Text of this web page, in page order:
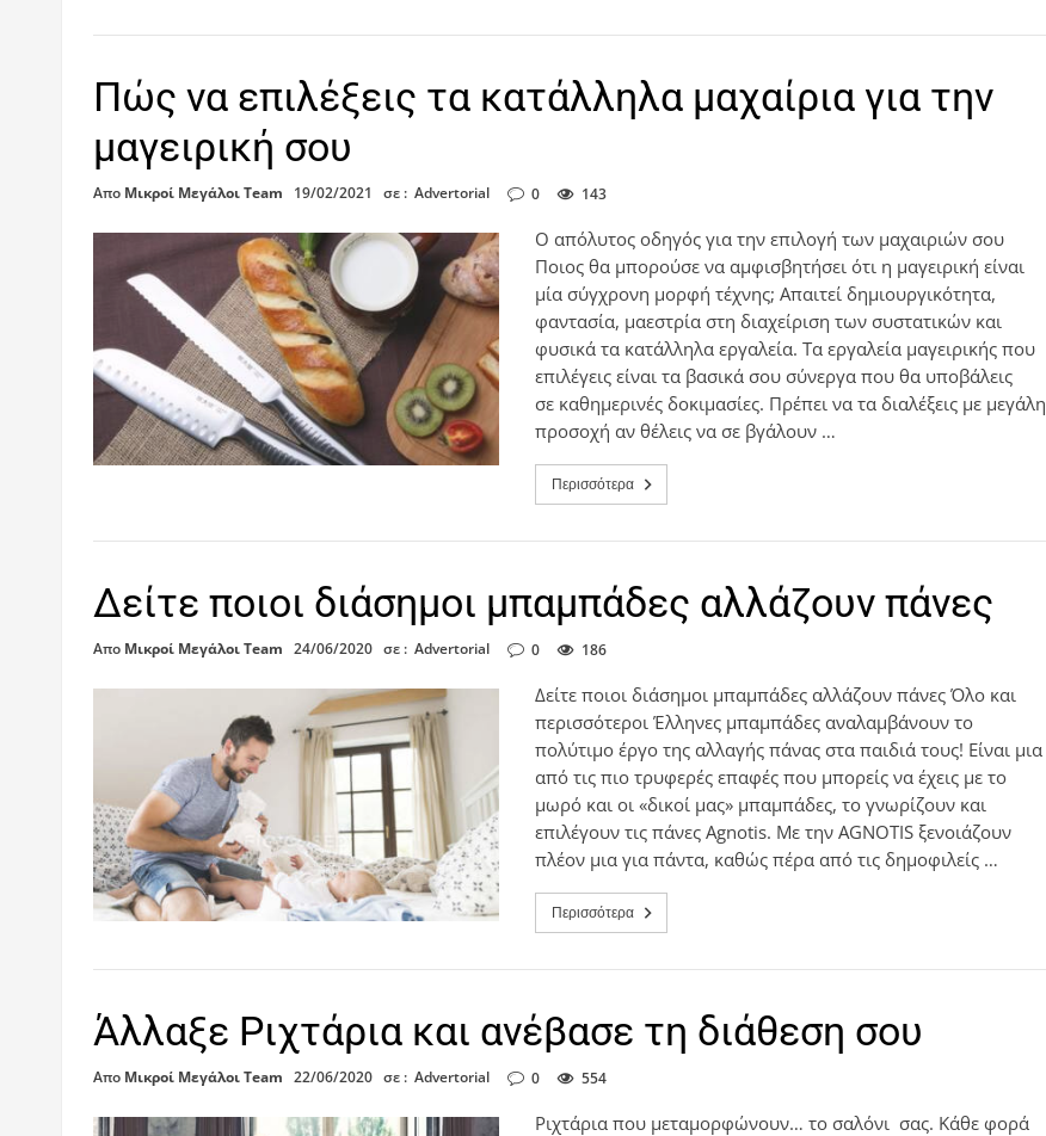
Πώς να επιλέξεις τα κατάλληλα μαχαίρια για την
μαγειρική σου
Απο Μικροί Μεγάλοι Team 19/02/2021 σε : Advertorial 0 143
Ο απόλυτος οδηγός για την επιλογή των μαχαιριών σου
Ποιος θα μπορούσε να αμφισβητήσει ότι η μαγειρική είναι
μία σύγχρονη μορφή τέχνης; Απαιτεί δημιουργικότητα,
φαντασία, μαεστρία στη διαχείριση των συστατικών και
φυσικά τα κατάλληλα εργαλεία. Τα εργαλεία μαγειρικής που
επιλέγεις είναι τα βασικά σου σύνεργα που θα υποβάλεις
σε καθημερινές δοκιμασίες. Πρέπει να τα διαλέξεις με μεγάλη
προσοχή αν θέλεις να σε βγάλουν …
Περισσότερα
Δείτε ποιοι διάσημοι μπαμπάδες αλλάζουν πάνες
Απο Μικροί Μεγάλοι Team 24/06/2020 σε : Advertorial 0 186
Δείτε ποιοι διάσημοι μπαμπάδες αλλάζουν πάνες Όλο και
περισσότεροι Έλληνες μπαμπάδες αναλαμβάνουν το
πολύτιμο έργο της αλλαγής πάνας στα παιδιά τους! Είναι μια
από τις πιο τρυφερές επαφές που μπορείς να έχεις με το
μωρό και οι «δικοί μας» μπαμπάδες, το γνωρίζουν και
επιλέγουν τις πάνες Agnotis. Με την AGNOTIS ξενοιάζουν
πλέον μια για πάντα, καθώς πέρα από τις δημοφιλείς …
Περισσότερα
Άλλαξε Ριχτάρια και ανέβασε τη διάθεση σου
Απο Μικροί Μεγάλοι Team 22/06/2020 σε : Advertorial 0 554
Ριχτάρια που μεταμορφώνουν… το σαλόνι σας. Κάθε φορά